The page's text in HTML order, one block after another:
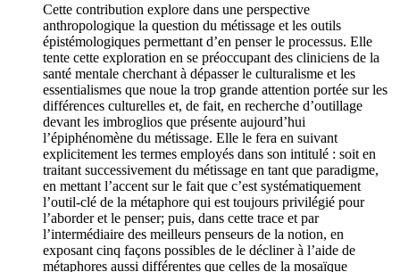
Cette contribution explore dans une perspective
anthropologique la question du métissage et les outils
épistémologiques permettant d’en penser le processus. Elle
tente cette exploration en se préoccupant des cliniciens de la
santé mentale cherchant à dépasser le culturalisme et les
essentialismes que noue la trop grande attention portée sur les
différences culturelles et, de fait, en recherche d’outillage
devant les imbroglios que présente aujourd’hui
l’épiphénomène du métissage. Elle le fera en suivant
explicitement les termes employés dans son intitulé : soit en
traitant successivement du métissage en tant que paradigme,
en mettant l’accent sur le fait que c’est systématiquement
l’outil-clé de la métaphore qui est toujours privilégié pour
l’aborder et le penser; puis, dans cette trace et par
l’intermédiaire des meilleurs penseurs de la notion, en
exposant cinq façons possibles de le décliner à l’aide de
métaphores aussi différentes que celles de la mosaïque